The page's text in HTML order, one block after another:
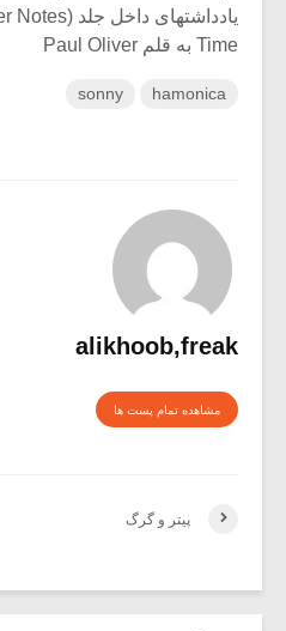
Time به قلم Paul Oliver
hamonica
sonny
alikhoob,freak
مشاهده تمام پست ها
پیتر و گرگ